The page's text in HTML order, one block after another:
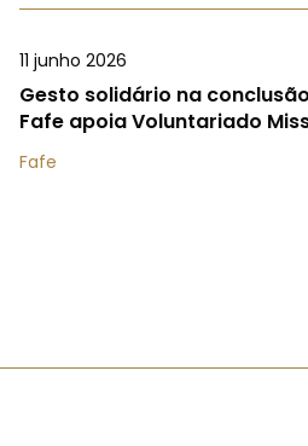
11 junho 2026
Gesto solidário na
Fafe apoia Voluntariado
Fafe